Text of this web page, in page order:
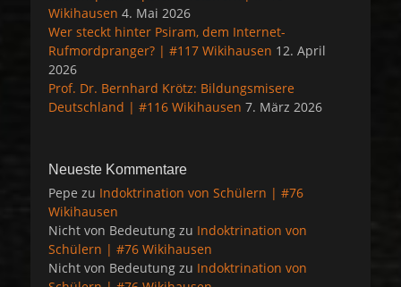
Wikihausen 4. Mai 2026
Wer steckt hinter Psiram, dem Internet-
Rufmordpranger? | #117 Wikihausen 12. April
2026
Prof. Dr. Bernhard Krötz: Bildungsmisere
Deutschland | #116 Wikihausen 7. März 2026
Neueste Kommentare
Pepe zu Indoktrination von Schülern | #76
Wikihausen
Nicht von Bedeutung zu Indoktrination von
Schülern | #76 Wikihausen
Nicht von Bedeutung zu Indoktrination von